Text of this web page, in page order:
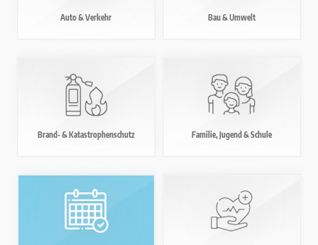
Auto& Verkehr Bau& Umwelt
Brand-& Katastrophenschutz Familie, Jugend & Schule